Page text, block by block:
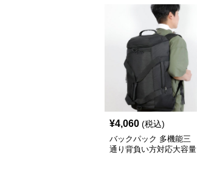
¥4,060 (税込)
バックパック 多機能三
通り背負い方対応大容量